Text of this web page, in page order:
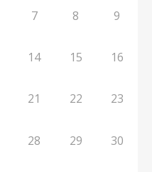
7 8 9
14 15 16
21 22 23
28 29 30